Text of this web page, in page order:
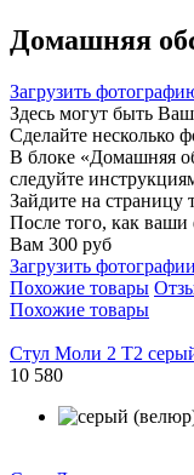
Домашняя
Загрузить
Здесь могут быть
Сделайте несколько
В блоке «Домашняя
следуйте
Зайдите на
После того, как
Вам 300 руб
Загрузить фотографии
Похожие товары
Похожие товары
Стул Моли 2 Т2
10 580